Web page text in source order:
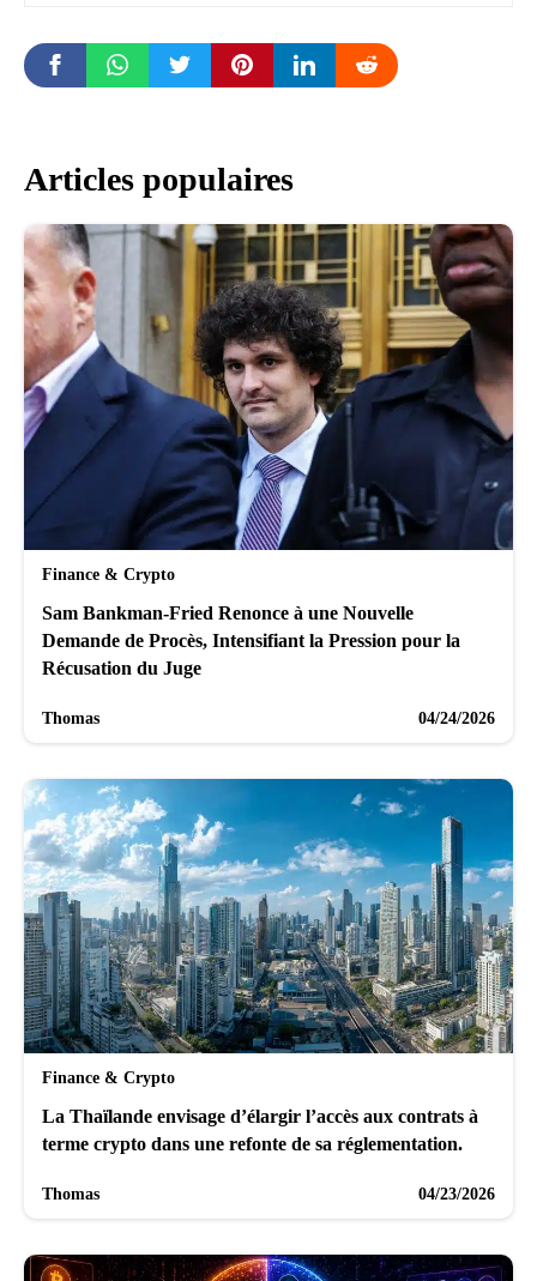
Articles populaires
Finance & Crypto
Sam Bankman-Fried Renonce à une Nouvelle
Demande de Procès, Intensifiant la Pression pour la
Récusation du Juge
Thomas 04/24/2026
Finance & Crypto
La Thaïlande envisage d’élargir l’accès aux contrats à
terme crypto dans une refonte de sa réglementation.
Thomas 04/23/2026